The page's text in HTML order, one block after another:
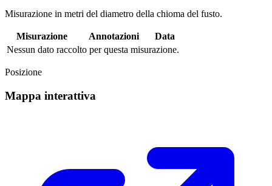
Misurazione in metri del diametro della chioma del fusto.
Misurazione Annotazioni
Data
Nessun dato raccolto per questa misurazione.
Posizione
Mappa interattiva